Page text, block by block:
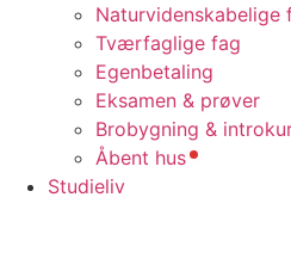
Naturvidenskabelige
Tværfaglige fag
Egenbetaling
Eksamen & prøver
Brobygning &
Åbent hus
Studieliv